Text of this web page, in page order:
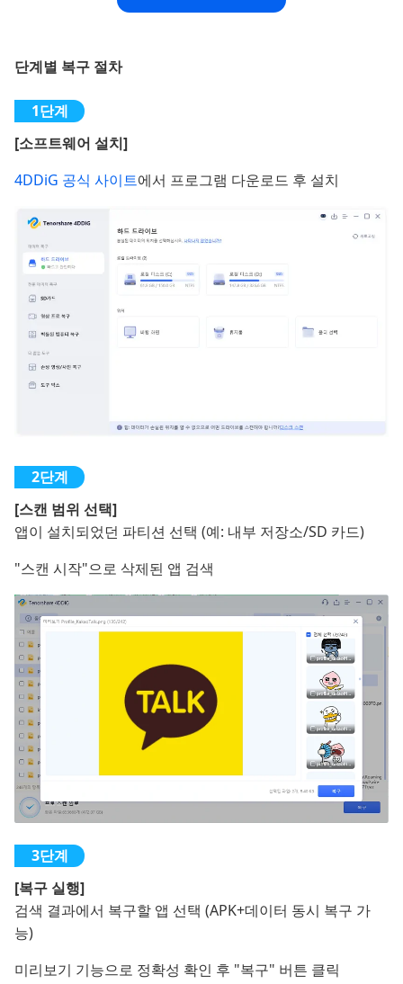
단계별 복구 절차
[소프트웨어 설치]
4DDiG 공식 사이트에서 프로그램 다운로드 후 설치
[스캔 범위 선택]
앱이 설치되었던 파티션 선택 (예: 내부 저장소/SD 카드)
"스캔 시작"으로 삭제된 앱 검색
[복구 실행]
검색 결과에서 복구할 앱 선택 (APK+데이터 동시 복구 가
능)
미리보기 기능으로 정확성 확인 후 "복구" 버튼 클릭